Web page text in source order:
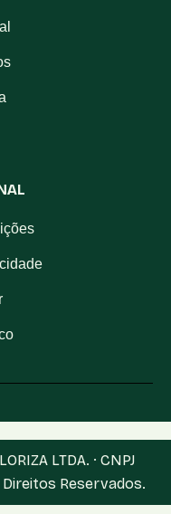
LTDA. · CNPJ
Direitos Reservados.